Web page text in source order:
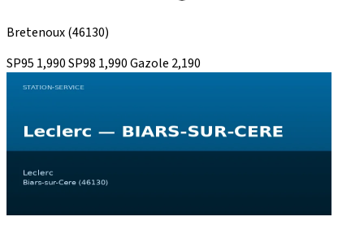
Bretenoux(46130)
SP95 1,990SP98 1,990Gazole 2,190